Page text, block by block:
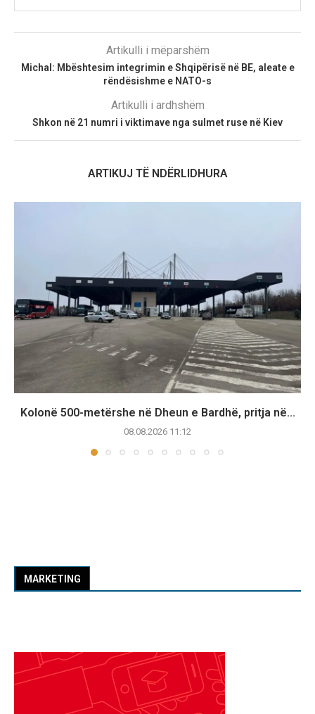
Artikulli i mëparshëm
Michal: Mbështesim integrimin e Shqipërisë në BE, aleate e
rëndësishme e NATO-s
Artikulli i ardhshëm
Shkon në 21 numri i viktimave nga sulmet ruse në Kiev
ARTIKUJ TË NDËRLIDHURA
Kolonë 500-metërshe në Dheun e Bardhë, pritja në...
08.08.2026 11:12
MARKETING